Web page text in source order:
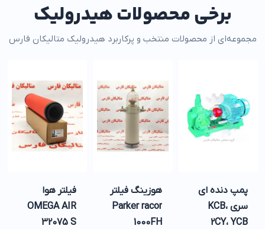
برخی محصولات هیدرولیک
مجموعه‌ای از محصولات منتخب و پرکاربرد هیدرولیک متالیکان فارس
پمپ دنده ای
سری KCB،
2CY، YCB
هوزینگ فیلتر
Parker racor
1000FH
فیلتر هوا
OMEGA AIR
32075 S